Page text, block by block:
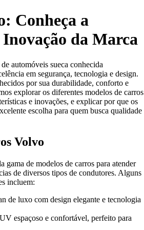
Conheça a
da Marca
automóveis sueca conhecida
em segurança, tecnologia e design.
por sua durabilidade, conforto e
explorar os diferentes modelos de carros
e inovações, e explicar por que os
escolha para quem busca qualidade
Volvo
gama de modelos de carros para atender
de diversos tipos de condutores. Alguns
incluem:
de luxo com design elegante e tecnologia
espaçoso e confortável, perfeito para